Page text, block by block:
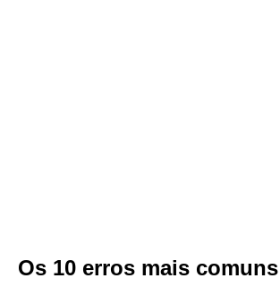
Os 10 erros mais